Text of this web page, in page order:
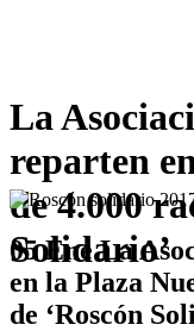
La
reparten
de 4.000
Solidario’
05 EneLa
en la Plaza
de ‘Roscón